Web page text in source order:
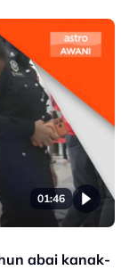
01:46
abai kanak-